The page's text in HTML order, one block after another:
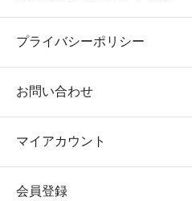
プライバシーポリシー
お問い合わせ
マイアカウント
会員登録